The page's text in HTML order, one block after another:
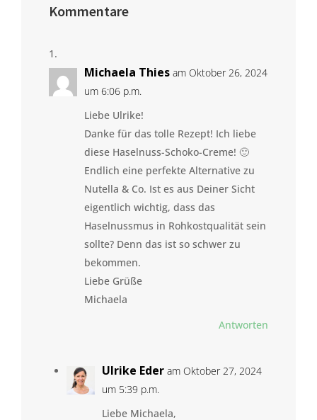
Kommentare
Michaela Thies am Oktober 26, 2024
um 6:06 p.m.
Liebe Ulrike!
Danke für das tolle Rezept! Ich liebe
diese Haselnuss-Schoko-Creme! 🙂
Endlich eine perfekte Alternative zu
Nutella & Co. Ist es aus Deiner Sicht
eigentlich wichtig, dass das
Haselnussmus in Rohkostqualität sein
sollte? Denn das ist so schwer zu
bekommen.
Liebe Grüße
Michaela
Antworten
Ulrike Eder am Oktober 27, 2024
um 5:39 p.m.
Liebe Michaela,